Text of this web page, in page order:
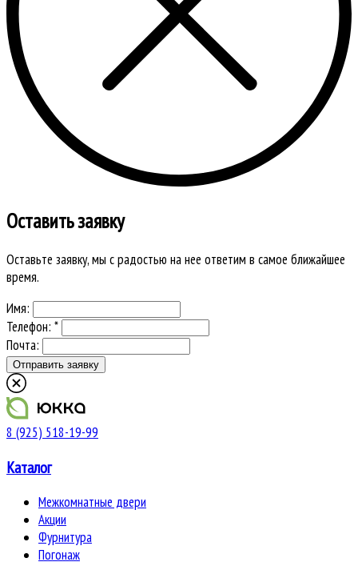
Оставить заявку
Оставьте заявку, мы с радостью на нее ответим в самое ближайшее
время.
Имя:
Телефон: *
Почта:
8 (925) 518-19-99
Каталог
Межкомнатные двери
Акции
Фурнитура
Погонаж